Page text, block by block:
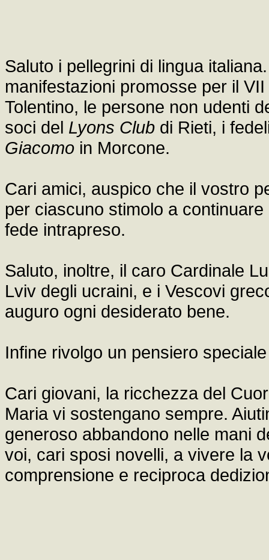
Saluto i pellegrini di lingua
manifestazioni promosse per il
Tolentino, le persone non udenti
soci del Lyons Club di Rieti, i
Giacomo in Morcone.
Cari amici, auspico che il vostro
per ciascuno stimolo a
fede intrapreso.
Saluto, inoltre, il caro Cardinale
Lviv degli ucraini, e i Vescovi
auguro ogni desiderato bene.
Infine rivolgo un pensiero
Cari giovani, la ricchezza del
Maria vi sostengano sempre.
generoso abbandono nelle mani
voi, cari sposi novelli, a vivere la
comprensione e reciproca